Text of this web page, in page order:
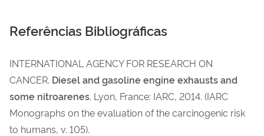
Referências Bibliográficas
INTERNATIONAL AGENCY FOR RESEARCH ON
CANCER. Diesel and ga­soline engine exhausts and
some nitroarenes. Lyon, France: IARC, 2014. (IARC
Monographs on the evaluation of the carcinogenic risk
to humans, v. 105).